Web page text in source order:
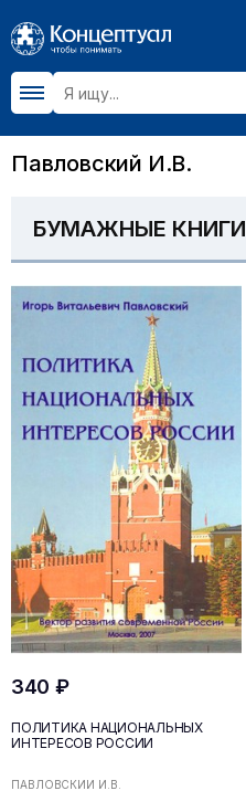
Павловский И.В.
БУМАЖНЫЕ КНИГИ
340 ₽
ПОЛИТИКА НАЦИОНАЛЬНЫХ
ИНТЕРЕСОВ РОССИИ
ПАВЛОВСКИЙ И.В.